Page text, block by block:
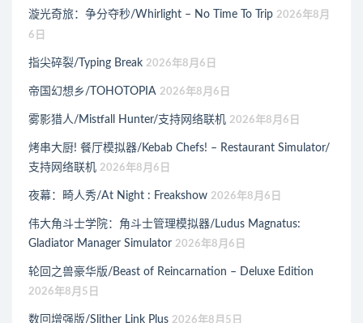
漩光奇旅：争分夺秒/Whirlight – No Time To Trip 2026年8月
6日
指尖碎裂/Typing Break 2026年8月6日
帝国幻想乡/TOHOTOPIA 2026年8月6日
雾影猎人/Mistfall Hunter/支持网络联机 2026年8月6日
烤串大厨! 餐厅模拟器/Kebab Chefs! – Restaurant Simulator/
支持网络联机 2026年8月6日
夜幕：畸人秀/At Night : Freakshow 2026年8月6日
伟大角斗士学院：角斗士管理模拟器/Ludus Magnatus:
Gladiator Manager Simulator 2026年8月6日
轮回之兽豪华版/Beast of Reincarnation – Deluxe Edition
2026年8月5日
数回增强版/Slither Link Plus 2026年8月5日